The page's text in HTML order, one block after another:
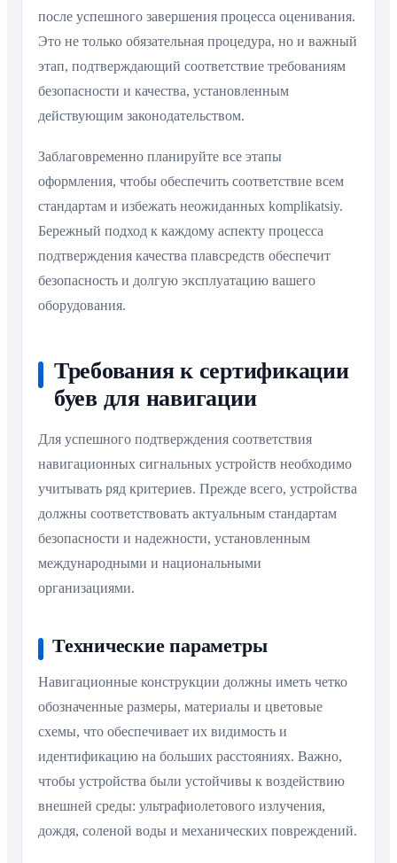
после успешного завершения процесса оценивания.
Это не только обязательная процедура, но и важный
этап, подтверждающий соответствие требованиям
безопасности и качества, установленным
действующим законодательством.
Заблаговременно планируйте все этапы
оформления, чтобы обеспечить соответствие всем
стандартам и избежать неожиданных komplikatsiy.
Бережный подход к каждому аспекту процесса
подтверждения качества плавсредств обеспечит
безопасность и долгую эксплуатацию вашего
оборудования.
Требования к сертификации
буев для навигации
Для успешного подтверждения соответствия
навигационных сигнальных устройств необходимо
учитывать ряд критериев. Прежде всего, устройства
должны соответствовать актуальным стандартам
безопасности и надежности, установленным
международными и национальными
организациями.
Технические параметры
Навигационные конструкции должны иметь четко
обозначенные размеры, материалы и цветовые
схемы, что обеспечивает их видимость и
идентификацию на больших расстояниях. Важно,
чтобы устройства были устойчивы к воздействию
внешней среды: ультрафиолетового излучения,
дождя, соленой воды и механических повреждений.